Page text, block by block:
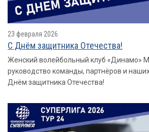
23 февраля 2026
С Днём защитника Отечества!
Женский волейбольный клуб «Динамо»
руководство команды, партнёров и
Днём защитника Отечества!